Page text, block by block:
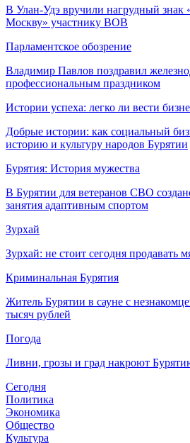
В Улан-Удэ вручили нагрудный знак
Москву» участнику ВОВ
Парламентское обозрение
Владимир Павлов поздравил
профессиональным праздником
Истории успеха: легко ли вести
Добрые истории: как социальный
историю и культуру народов Бурятии
Бурятия: История мужества
В Бурятии для ветеранов СВО
занятия адаптивным спортом
Зурхай
Зурхай: не стоит сегодня продавать
Криминальная Бурятия
Житель Бурятии в сауне с
тысяч рублей
Погода
Ливни, грозы и град накроют
Сегодня
Политика
Экономика
Общество
Культура